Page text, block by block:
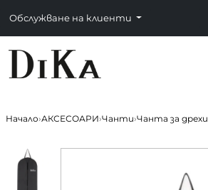
Обслужване на клиенти
Начало›АКСЕСОАРИ›Чанти›Чанта за дрехи